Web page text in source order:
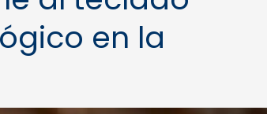
en la